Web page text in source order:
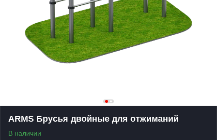
ARMS Брусья двойные для отжиманий
В наличии